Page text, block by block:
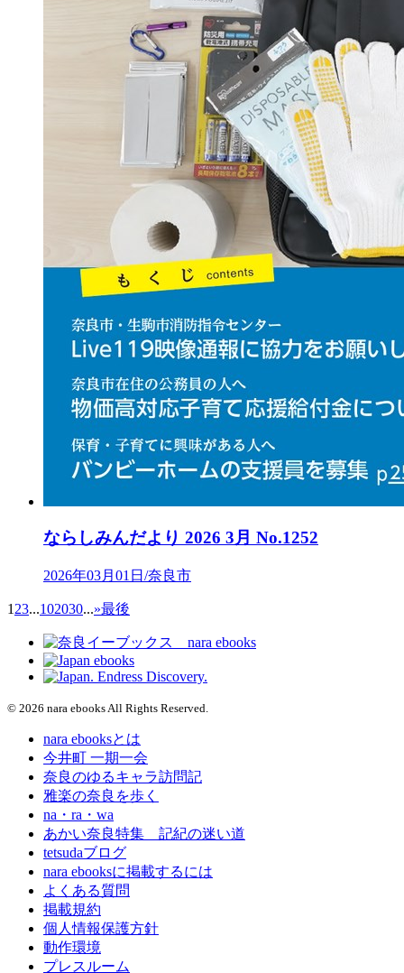
ならしみんだより 2026 3月 No.1252
2026年03月01日/奈良市
1 23...102030...»最後
© 2026 nara ebooks All Rights Reserved.
nara ebooksとは
今井町 一期一会
奈良のゆるキャラ訪問記
雅楽の奈良を歩く
na・ra・wa
あかい奈良特集 記紀の迷い道
tetsudaブログ
nara ebooksに掲載するには
よくある質問
掲載規約
個人情報保護方針
動作環境
プレスルーム